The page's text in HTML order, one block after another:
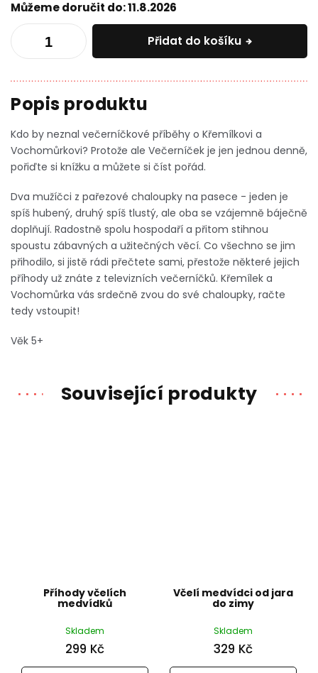
Můžeme doručit do:11.8.2026
Přidat do košíku
Kdo by neznal večerníčkové příběhy o Křemílkovi a
Vochomůrkovi? Protože ale Večerníček je jen jednou denně,
pořiďte si knížku a můžete si číst pořád.
Dva mužíčci z pařezové chaloupky na pasece - jeden je
spíš hubený, druhý spíš tlustý, ale oba se vzájemně báječně
doplňují. Radostně spolu hospodaří a přitom stihnou
spoustu zábavných a užitečných věcí. Co všechno se jim
přihodilo, si jistě rádi přečtete sami, přestože některé jejich
příhody už znáte z televizních večerníčků. Křemílek a
Vochomůrka vás srdečně zvou do své chaloupky, račte
tedy vstoupit!
Věk 5+
Související produkty
Příhody včelích
medvídků
Skladem
299 Kč
Včelí medvídci od jara
do zimy
Skladem
329 Kč